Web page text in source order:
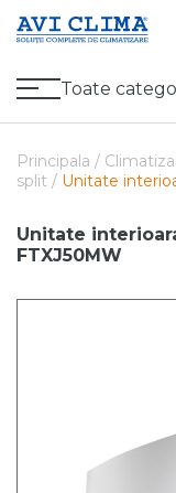
Toate
Climatizare
Ventilare
Principala /
split / Unitate
Unitate
FTXJ50MW